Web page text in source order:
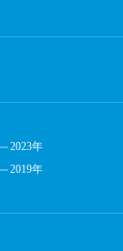
2023年
2019年